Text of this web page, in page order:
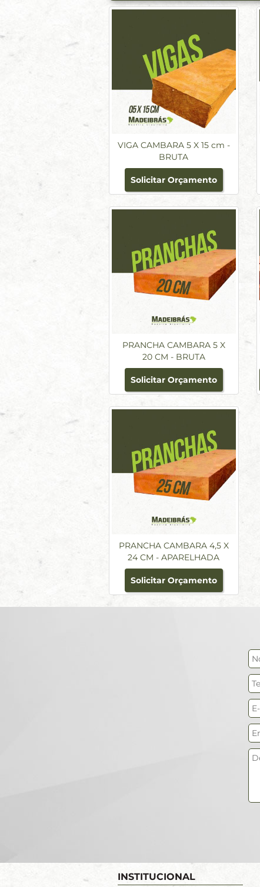
VIGA CAMBARA 5 X 15 cm -
BRUTA
Solicitar Orçamento
PRANCHA CAMBARA 5 X
20 CM - BRUTA
Solicitar Orçamento
PRANCHA CAMBARA 4,5 X
24 CM - APARELHADA
Solicitar Orçamento
INSTITUCIONAL